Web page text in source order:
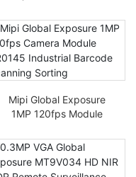
Robot balayeur de code
de balayage
Mipi Global Exposure
1MP 120fps Module
Numérisation de codes-
barres industriel Tri